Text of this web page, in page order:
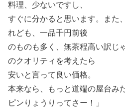
料理、少ないですし、
すぐに分かると思います。また
れども、一品千円前後
のものも多く、無茶程高い訳じ
のクオリティを考えたら
安いと言って良い価格。
本来なら、もっと道端の屋台み
ピンりょうりってさー！」